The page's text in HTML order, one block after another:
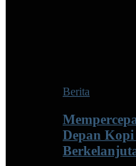
Berita
Depan